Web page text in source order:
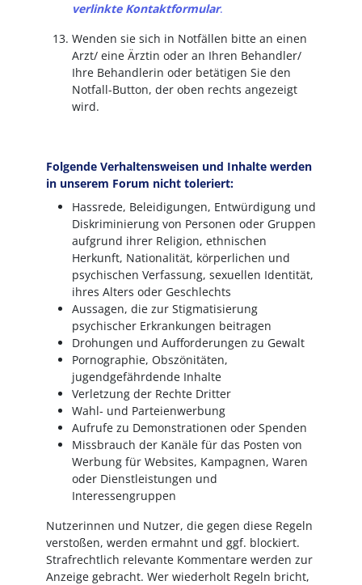
verlinkte Kontaktformular.
Wenden sie sich in Notfällen bitte an einen
Arzt/ eine Ärztin oder an Ihren Behandler/
Ihre Behandlerin oder betätigen Sie den
Notfall-Button, der oben rechts angezeigt
wird.
Folgende Verhaltensweisen und Inhalte werden
in unserem Forum nicht toleriert:
Hassrede, Beleidigungen, Entwürdigung und
Diskriminierung von Personen oder Gruppen
aufgrund ihrer Religion, ethnischen
Herkunft, Nationalität, körperlichen und
psychischen Verfassung, sexuellen Identität,
ihres Alters oder Geschlechts
Aussagen, die zur Stigmatisierung
psychischer Erkrankungen beitragen
Drohungen und Aufforderungen zu Gewalt
Pornographie, Obszönitäten,
jugendgefährdende Inhalte
Verletzung der Rechte Dritter
Wahl- und Parteienwerbung
Aufrufe zu Demonstrationen oder Spenden
Missbrauch der Kanäle für das Posten von
Werbung für Websites, Kampagnen, Waren
oder Dienstleistungen und
Interessengruppen
Nutzerinnen und Nutzer, die gegen diese Regeln
verstoßen, werden ermahnt und ggf. blockiert.
Strafrechtlich relevante Kommentare werden zur
Anzeige gebracht. Wer wiederholt Regeln bricht,